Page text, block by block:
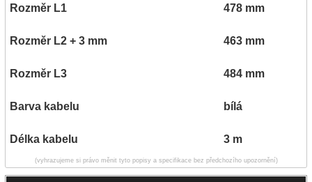
Rozměr L1 478 mm
Rozměr L2 + 3 mm 463 mm
Rozměr L3 484 mm
Barva kabelu bílá
Délka kabelu 3 m
(vyhrazujeme si právo měnit tyto popisy a specifikace bez předchozího upozornění)